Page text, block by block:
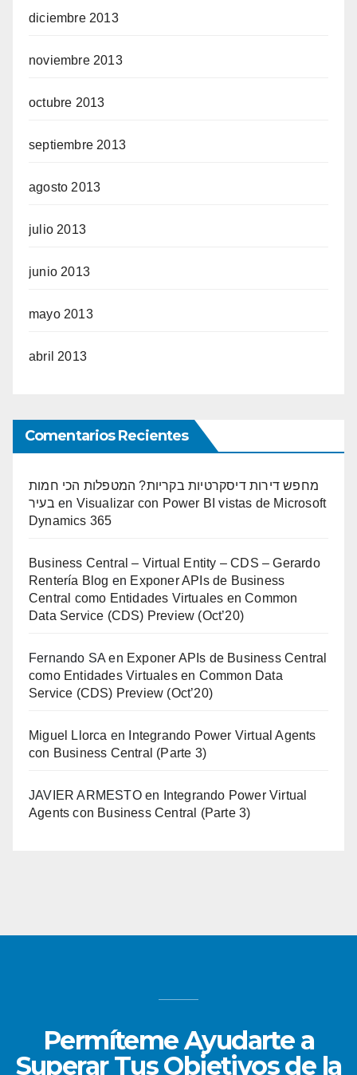
diciembre 2013
noviembre 2013
octubre 2013
septiembre 2013
agosto 2013
julio 2013
junio 2013
mayo 2013
abril 2013
Comentarios Recientes
מחפש דירות דיסקרטיות בקריות? המטפלות הכי חמות
בעיר en Visualizar con Power BI vistas de Microsoft
Dynamics 365
Business Central – Virtual Entity – CDS – Gerardo
Rentería Blog en Exponer APIs de Business
Central como Entidades Virtuales en Common
Data Service (CDS) Preview (Oct’20)
Fernando SA en Exponer APIs de Business Central
como Entidades Virtuales en Common Data
Service (CDS) Preview (Oct’20)
Miguel Llorca en
Integrando Power Virtual Agents
con Business Central (Parte 3)
JAVIER ARMESTOen
Integrando Power Virtual
Agents con Business Central (Parte 3)
Permíteme Ayudarte a
Superar Tus Objetivos de la